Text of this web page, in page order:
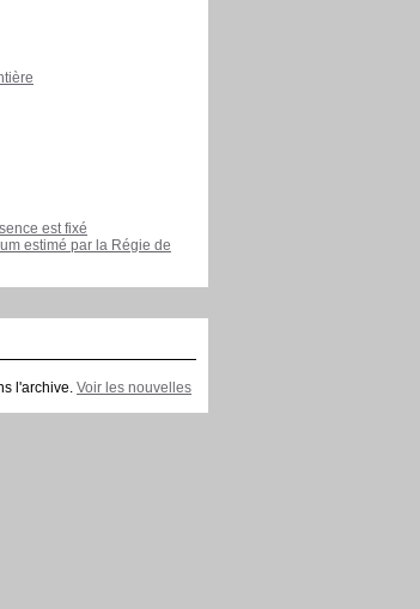
est fixé
estimé par la Régie de
l'archive. Voir les nouvelles